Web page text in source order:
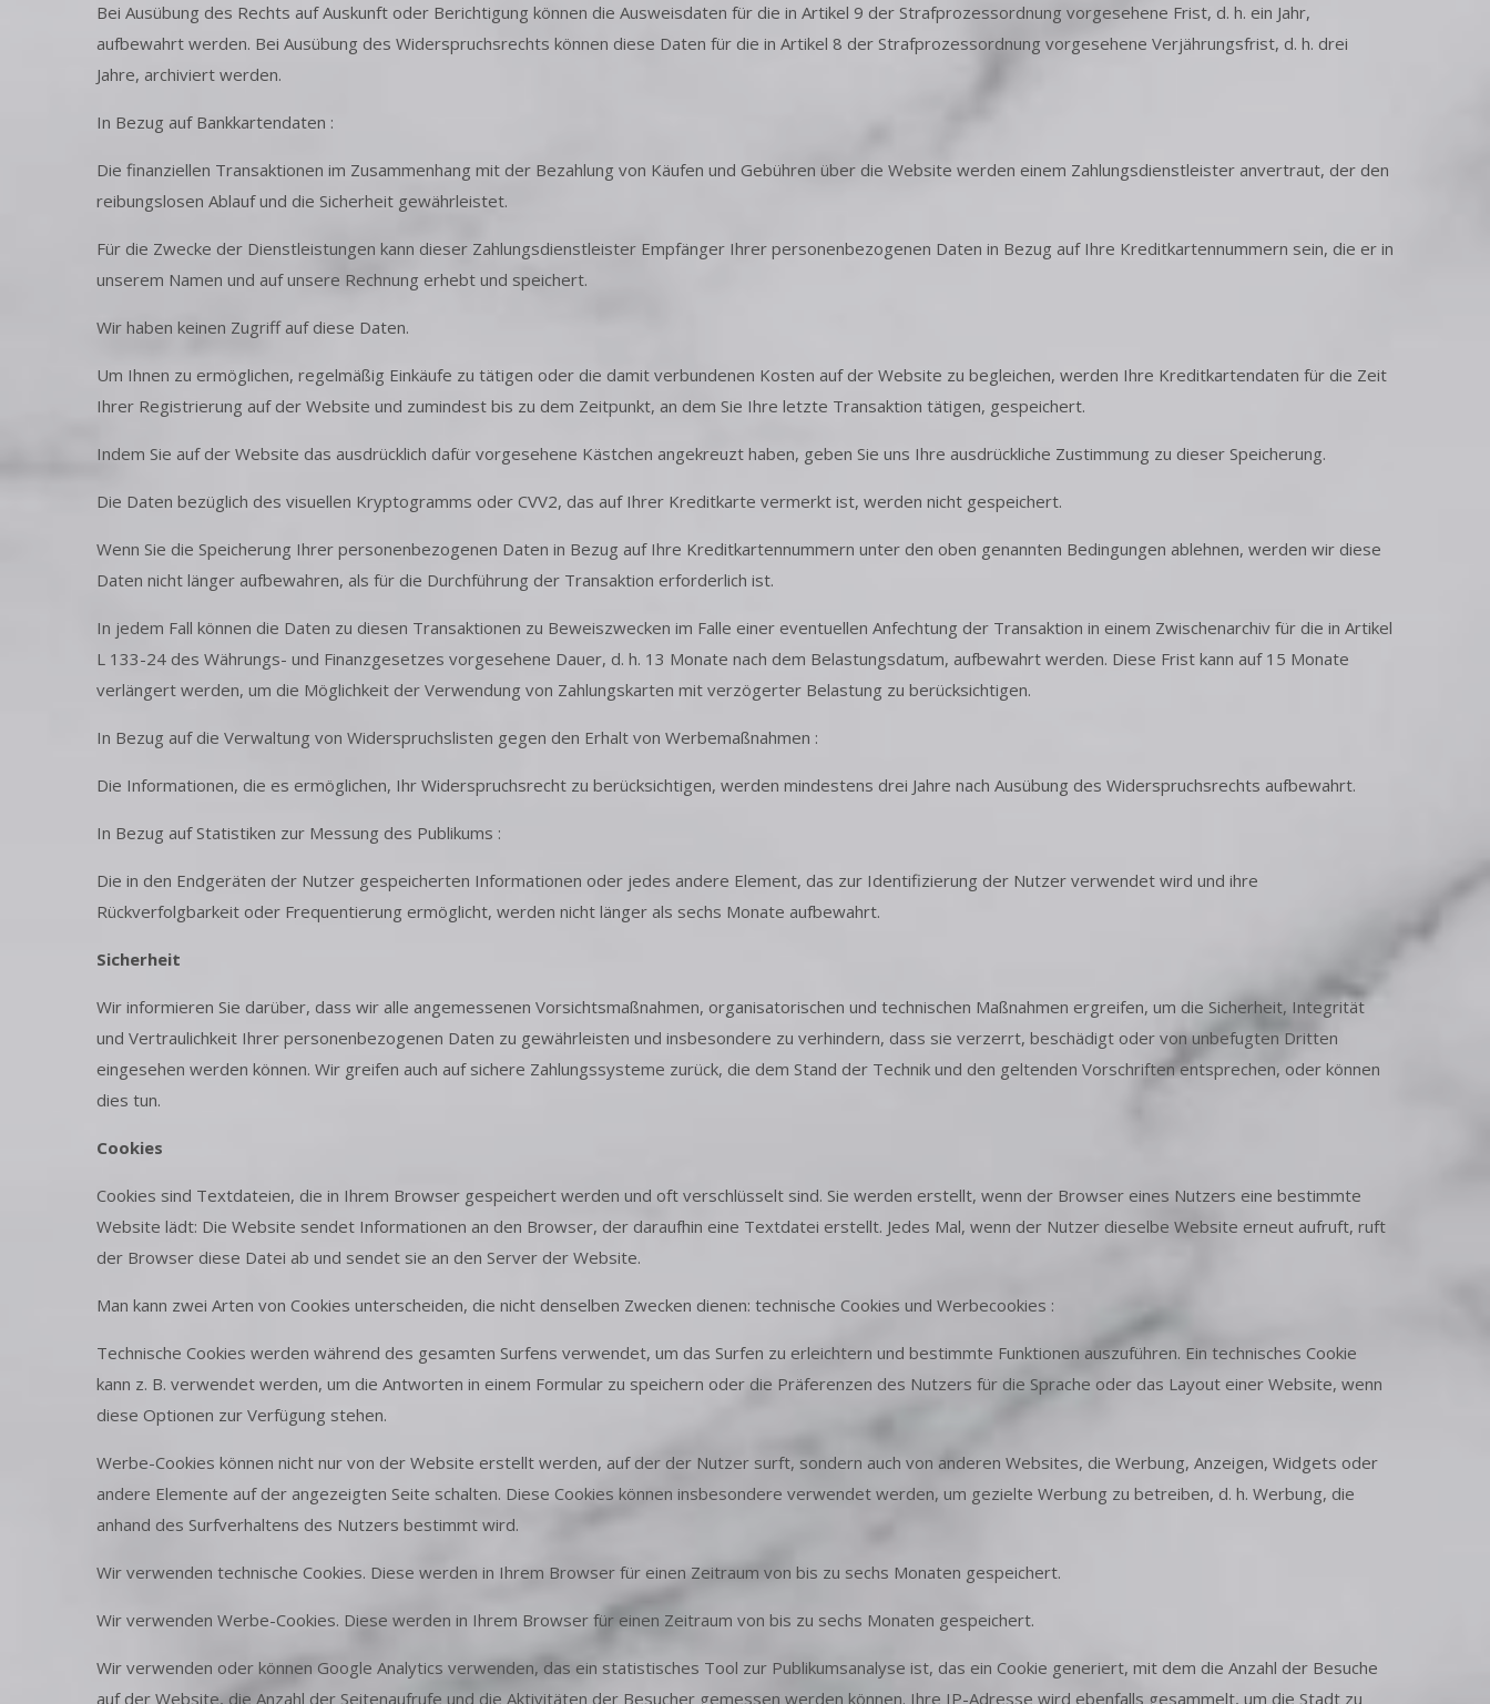
Bei Ausübung des Rechts auf Auskunft oder Berichtigung können die Ausweisdaten für die in Artikel 9 der Strafprozessordnung vorgesehene Frist, d. h. ein Jahr,
aufbewahrt werden. Bei Ausübung des Widerspruchsrechts können diese Daten für die in Artikel 8 der Strafprozessordnung vorgesehene Verjährungsfrist, d. h. drei
Jahre, archiviert werden.
In Bezug auf Bankkartendaten :
Die finanziellen Transaktionen im Zusammenhang mit der Bezahlung von Käufen und Gebühren über die Website werden einem Zahlungsdienstleister anvertraut, der den
reibungslosen Ablauf und die Sicherheit gewährleistet.
Für die Zwecke der Dienstleistungen kann dieser Zahlungsdienstleister Empfänger Ihrer personenbezogenen Daten in Bezug auf Ihre Kreditkartennummern sein, die er in
unserem Namen und auf unsere Rechnung erhebt und speichert.
Wir haben keinen Zugriff auf diese Daten.
Um Ihnen zu ermöglichen, regelmäßig Einkäufe zu tätigen oder die damit verbundenen Kosten auf der Website zu begleichen, werden Ihre Kreditkartendaten für die Zeit
Ihrer Registrierung auf der Website und zumindest bis zu dem Zeitpunkt, an dem Sie Ihre letzte Transaktion tätigen, gespeichert.
Indem Sie auf der Website das ausdrücklich dafür vorgesehene Kästchen angekreuzt haben, geben Sie uns Ihre ausdrückliche Zustimmung zu dieser Speicherung.
Die Daten bezüglich des visuellen Kryptogramms oder CVV2, das auf Ihrer Kreditkarte vermerkt ist, werden nicht gespeichert.
Wenn Sie die Speicherung Ihrer personenbezogenen Daten in Bezug auf Ihre Kreditkartennummern unter den oben genannten Bedingungen ablehnen, werden wir diese
Daten nicht länger aufbewahren, als für die Durchführung der Transaktion erforderlich ist.
In jedem Fall können die Daten zu diesen Transaktionen zu Beweiszwecken im Falle einer eventuellen Anfechtung der Transaktion in einem Zwischenarchiv für die in Artikel
L 133-24 des Währungs- und Finanzgesetzes vorgesehene Dauer, d. h. 13 Monate nach dem Belastungsdatum, aufbewahrt werden. Diese Frist kann auf 15 Monate
verlängert werden, um die Möglichkeit der Verwendung von Zahlungskarten mit verzögerter Belastung zu berücksichtigen.
In Bezug auf die Verwaltung von Widerspruchslisten gegen den Erhalt von Werbemaßnahmen :
Die Informationen, die es ermöglichen, Ihr Widerspruchsrecht zu berücksichtigen, werden mindestens drei Jahre nach Ausübung des Widerspruchsrechts aufbewahrt.
In Bezug auf Statistiken zur Messung des Publikums :
Die in den Endgeräten der Nutzer gespeicherten Informationen oder jedes andere Element, das zur Identifizierung der Nutzer verwendet wird und ihre
Rückverfolgbarkeit oder Frequentierung ermöglicht, werden nicht länger als sechs Monate aufbewahrt.
Sicherheit
Wir informieren Sie darüber, dass wir alle angemessenen Vorsichtsmaßnahmen, organisatorischen und technischen Maßnahmen ergreifen, um die Sicherheit, Integrität
und Vertraulichkeit Ihrer personenbezogenen Daten zu gewährleisten und insbesondere zu verhindern, dass sie verzerrt, beschädigt oder von unbefugten Dritten
eingesehen werden können. Wir greifen auch auf sichere Zahlungssysteme zurück, die dem Stand der Technik und den geltenden Vorschriften entsprechen, oder können
dies tun.
Cookies
Cookies sind Textdateien, die in Ihrem Browser gespeichert werden und oft verschlüsselt sind. Sie werden erstellt, wenn der Browser eines Nutzers eine bestimmte
Website lädt: Die Website sendet Informationen an den Browser, der daraufhin eine Textdatei erstellt. Jedes Mal, wenn der Nutzer dieselbe Website erneut aufruft, ruft
der Browser diese Datei ab und sendet sie an den Server der Website.
Man kann zwei Arten von Cookies unterscheiden, die nicht denselben Zwecken dienen: technische Cookies und Werbecookies :
Technische Cookies werden während des gesamten Surfens verwendet, um das Surfen zu erleichtern und bestimmte Funktionen auszuführen. Ein technisches Cookie
kann z. B. verwendet werden, um die Antworten in einem Formular zu speichern oder die Präferenzen des Nutzers für die Sprache oder das Layout einer Website, wenn
diese Optionen zur Verfügung stehen.
Werbe-Cookies können nicht nur von der Website erstellt werden, auf der der Nutzer surft, sondern auch von anderen Websites, die Werbung, Anzeigen, Widgets oder
andere Elemente auf der angezeigten Seite schalten. Diese Cookies können insbesondere verwendet werden, um gezielte Werbung zu betreiben, d. h. Werbung, die
anhand des Surfverhaltens des Nutzers bestimmt wird.
Wir verwenden technische Cookies. Diese werden in Ihrem Browser für einen Zeitraum von bis zu sechs Monaten gespeichert.
Wir verwenden Werbe-Cookies. Diese werden in Ihrem Browser für einen Zeitraum von bis zu sechs Monaten gespeichert.
Wir verwenden oder können Google Analytics verwenden, das ein statistisches Tool zur Publikumsanalyse ist, das ein Cookie generiert, mit dem die Anzahl der Besuche
auf der Website, die Anzahl der Seitenaufrufe und die Aktivitäten der Besucher gemessen werden können. Ihre IP-Adresse wird ebenfalls gesammelt, um die Stadt zu